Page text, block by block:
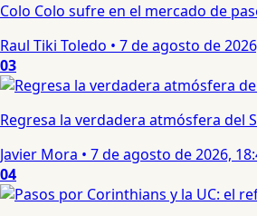
Colo Colo sufre en el mercado de
Raul Tiki Toledo • 7 de agosto de
03
Regresa la verdadera atmósfera del
Javier Mora • 7 de agosto de 2026,
04